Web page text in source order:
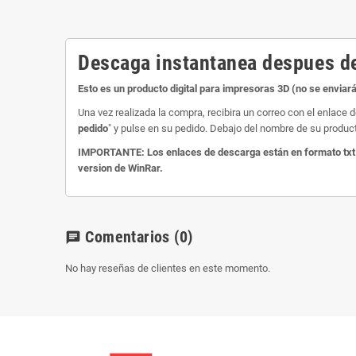
Descaga instantanea despues
Esto es un producto digital para impresoras 3D (no se
Una vez realizada la compra, recibira un correo con el
pedido" y pulse en su pedido. Debajo del nombre de su
IMPORTANTE: Los enlaces de descarga están en formato
version de WinRar.
chat Comentarios (0)
No hay reseñas de clientes en este momento.